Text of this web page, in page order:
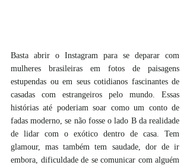
Basta abrir o Instagram para se deparar com
mulheres brasileiras em fotos de paisagens
estupendas ou em seus cotidianos fascinantes de
casadas com estrangeiros pelo mundo. Essas
histórias até poderiam soar como um conto de
fadas moderno, se não fosse o lado B da realidade
de lidar com o exótico dentro de casa. Tem
glamour, mas também tem saudade, dor de ir
embora, dificuldade de se comunicar com alguém